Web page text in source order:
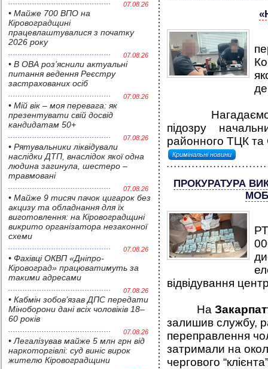
07.08.26
• Майже 700 ВПО на
Кіровоградщині
працевлаштувалися з початку
2026 року
07.08.26
• В ОВА роз’яснили актуальні
питання ведення Реєстру
застрахованих осіб
07.08.26
• Мій вік – моя перевага: як
презентувати свій досвід
кандидатам 50+
07.08.26
• Pятувальники ліквідували
наслідки ДТП, внаслідок якої одна
людина загинула, шестеро –
травмовані
07.08.26
• Майже 9 тисяч пачок цигарок без
акцизу та обладнання для їх
виготовлення: на Кіровоградщині
викрито організатора незаконної
схеми
07.08.26
• Фахівці ОКВП «Дніпро-
Кіровоград» працюватимуть за
такими адресами
07.08.26
• Кабмін зобов’язав ДПС передати
Міноборони дані всіх чоловіків 18–
60 років
07.08.26
• Легалізував майже 5 млн грн від
наркоторгівлі: суд виніс вирок
жителю Кіровоградщини
Нагадаємо, у
підозру
районного ТЦК
Кримінальні новини
ПРОКУРАТУРА
відвідування
На
залишив службу,
переправлення
затримали на
чергового